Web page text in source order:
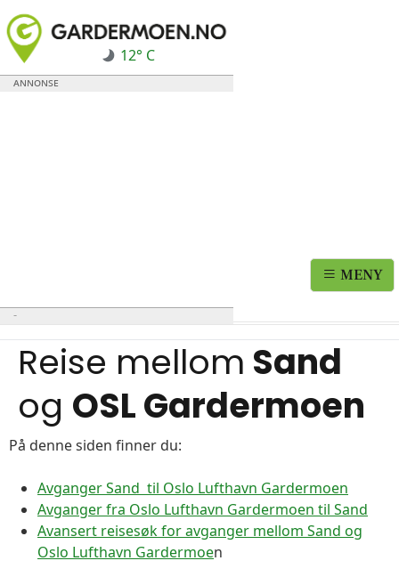
12° C
MENY
Reise mellom Sand
og OSL Gardermoen
På denne siden finner du:
Avganger Sand til Oslo Lufthavn Gardermoen
Avganger fra Oslo Lufthavn Gardermoen til Sand
Avansert reisesøk for avganger mellom Sand og
Oslo Lufthavn Gardermoen